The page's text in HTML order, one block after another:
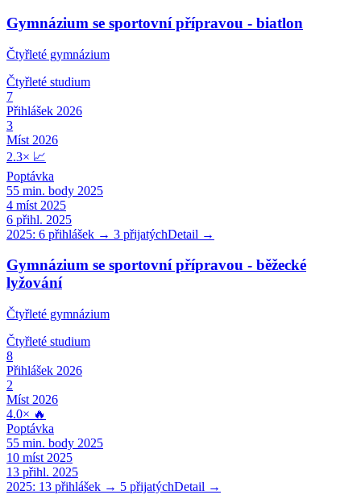
Gymnázium se sportovní přípravou - biatlon
Čtyřleté gymnázium
Čtyřleté studium
7
Přihlášek 2026
3
Míst 2026
2.3× 📈
Poptávka
55 min. body 2025
4 míst 2025
6 přihl. 2025
2025: 6 přihlášek → 3 přijatýchDetail →
Gymnázium se sportovní přípravou - běžecké
lyžování
Čtyřleté gymnázium
Čtyřleté studium
8
Přihlášek 2026
2
Míst 2026
4.0× 🔥
Poptávka
55 min. body 2025
10 míst 2025
13 přihl. 2025
2025: 13 přihlášek → 5 přijatýchDetail →